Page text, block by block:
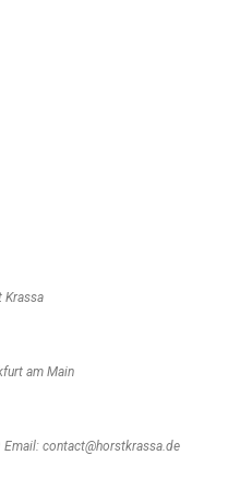
Krassa
am Main
contact@horstkrassa.de